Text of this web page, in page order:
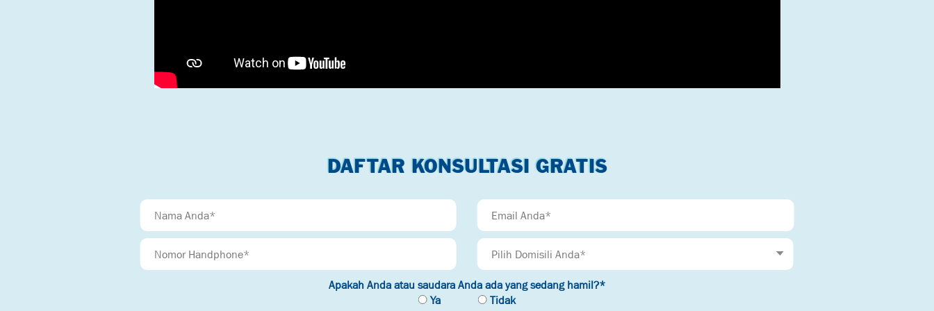
DAFTAR KONSULTASI GRATIS
Pilih Domisili Anda*
Apakah Anda atau saudara Anda ada yang sedang hamil?*
Ya
Tidak